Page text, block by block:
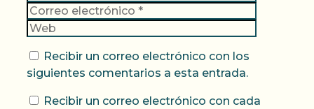
Recibir un correo electrónico con los
siguientes comentarios a esta entrada.
Recibir un correo electrónico con cada